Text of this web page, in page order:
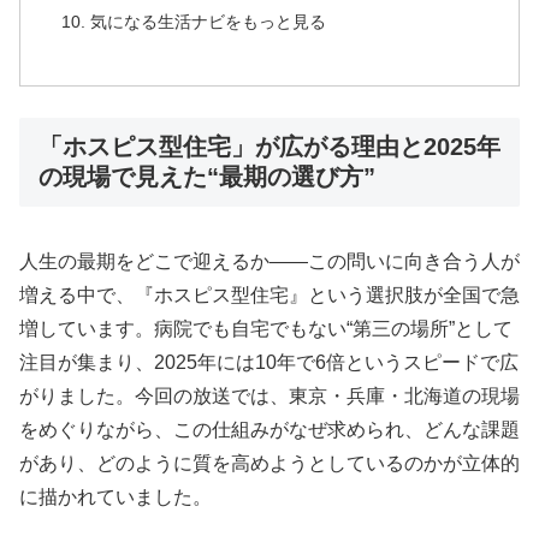
気になる生活ナビをもっと見る
「ホスピス型住宅」が広がる理由と2025年
の現場で見えた“最期の選び方”
人生の最期をどこで迎えるか――この問いに向き合う人が
増える中で、『ホスピス型住宅』という選択肢が全国で急
増しています。病院でも自宅でもない“第三の場所”として
注目が集まり、2025年には10年で6倍というスピードで広
がりました。今回の放送では、東京・兵庫・北海道の現場
をめぐりながら、この仕組みがなぜ求められ、どんな課題
があり、どのように質を高めようとしているのかが立体的
に描かれていました。